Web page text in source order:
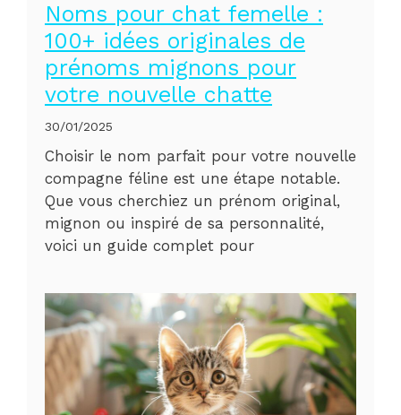
Noms pour chat femelle :
100+ idées originales de
prénoms mignons pour
votre nouvelle chatte
30/01/2025
Choisir le nom parfait pour votre nouvelle
compagne féline est une étape notable.
Que vous cherchiez un prénom original,
mignon ou inspiré de sa personnalité,
voici un guide complet pour